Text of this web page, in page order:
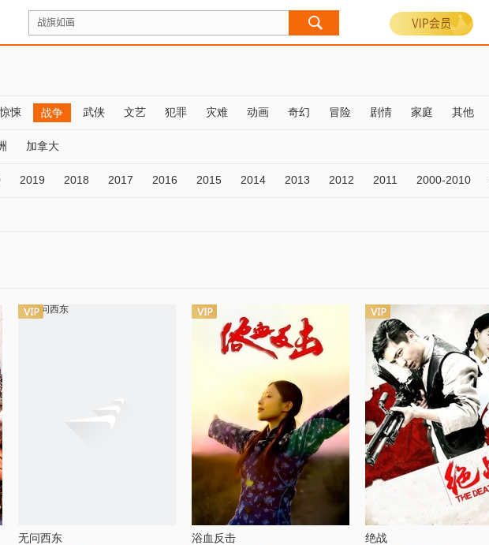
惊悚 战争 武侠 文艺 犯罪 灾难 动画 奇幻 冒险 剧情 家庭 其他
加拿大
2019 2018 2017 2016 2015 2014 2013 2012 2011 2000-2010
无问西东 浴血反击 绝战